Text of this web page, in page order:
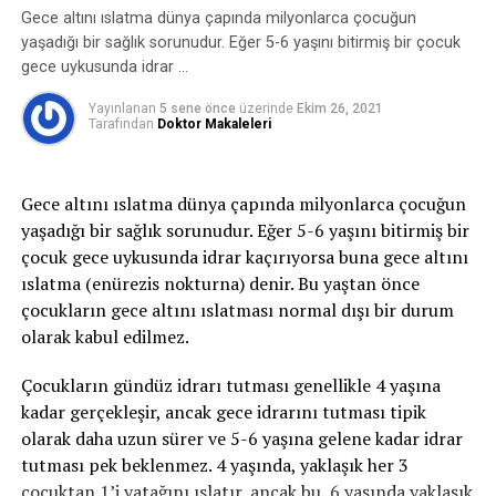
malzemelerle yapılması gerekmektedir.
oluşan idrar kaçırmayı ifade eder. Bu zorlamalar
sırasında mesane içindeki basınç artar, idrar tutmayı
sağlayan kaslar ve mekanizmalar bu basınca karşı
koyamaz ve idrar kaçırma oluşur.
2-Sıkışma tipi idrar kaçırma:
yetişememe veya idrarı geciktirememe durumudur ve
idrar bu esnada kaçar. İdrar kaçağı bir damla ila idrarın
tamamını kaçırma derecesinde olabilir. gece idrara
kalkma ihtiyacı belirgindir. Bu tip idrar kaçırma,
enfeksiyon gibi basit problemden; nörolojik bozukluk
veya diyabet gibi daha ciddi durumlardan
3- Taşma inkontinansı: Tamamen boşalmayan bir
mesaneden kapasite dolduktan sonra damla damla
sürekli idrar kaçırmayı ifade eder.
Gece altını ıslatma dünya çapında milyonlarca çocuğun
yaşadığı bir sağlık sorunudur. Eğer 5-6 yaşını bitirmiş bir çocuk
gece uykusunda idrar …
Yayınlanan 5 sene önce üzerinde Ekim 26, 2021
Tarafından Doktor Makaleleri
Gece altını ıslatma dünya çapında milyonlarca çocuğun
yaşadığı bir sağlık sorunudur. Eğer 5-6 yaşını bitirmiş bir
çocuk gece uykusunda idrar kaçırıyorsa buna gece altını
ıslatma (enürezis nokturna) denir. Bu yaştan önce
çocukların gece altını ıslatması normal dışı bir durum
olarak kabul edilmez.
Çocukların gündüz idrarı tutması genellikle 4 yaşına
kadar gerçekleşir, ancak gece idrarını tutması tipik
olarak daha uzun sürer ve 5-6 yaşına gelene kadar idrar
tutması pek beklenmez. 4 yaşında, yaklaşık her 3